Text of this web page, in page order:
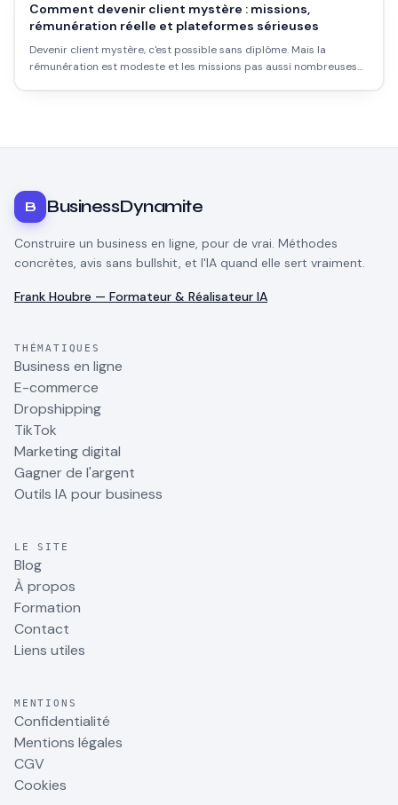
Comment devenir client mystère : missions,
rémunération réelle et plateformes sérieuses
Devenir client mystère, c'est possible sans diplôme. Mais la
rémunération est modeste et les missions pas aussi nombreuses
B BusinessDynamite
Construire un business en ligne, pour de vrai. Méthodes
concrètes, avis sans bullshit, et l'IA quand elle sert vraiment.
Frank Houbre — Formateur & Réalisateur IA
THÉMATIQUES
Business en ligne
E-commerce
Dropshipping
TikTok
Marketing digital
Gagner de l'argent
Outils IA pour business
LE SITE
Blog
À propos
Formation
Contact
Liens utiles
MENTIONS
Confidentialité
Mentions légales
CGV
Cookies